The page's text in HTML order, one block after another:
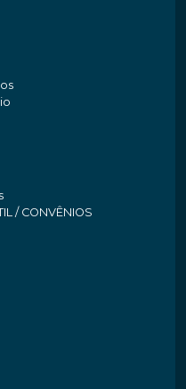
/ CONVÊNIOS